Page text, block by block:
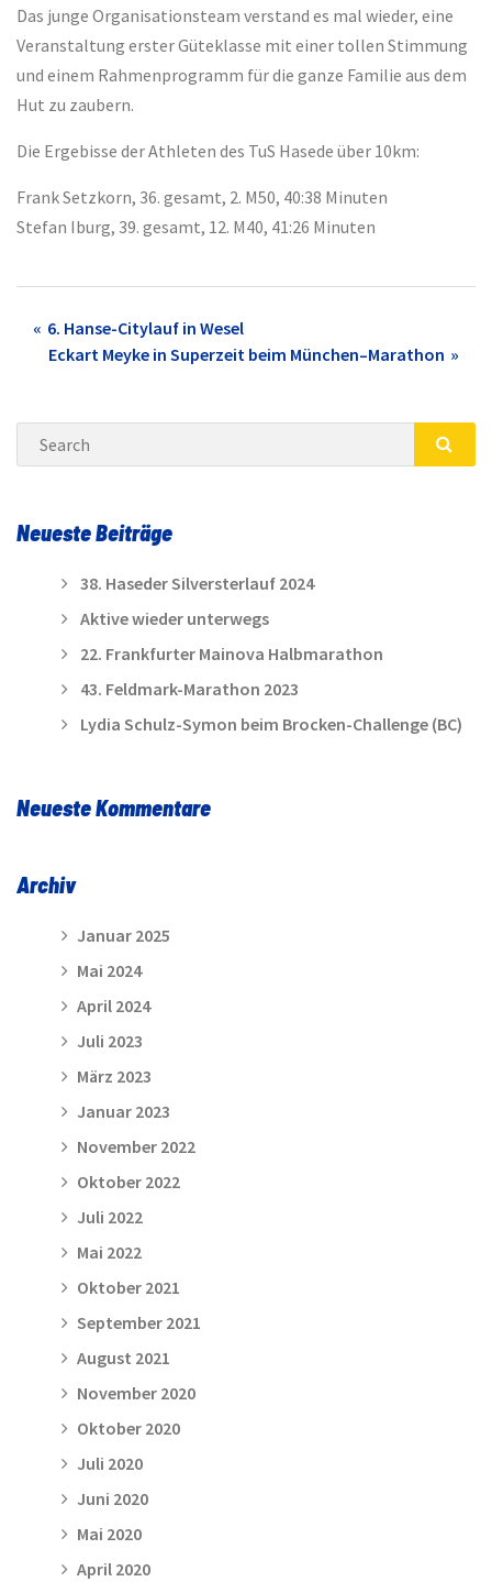
Das junge Organisationsteam verstand es mal wieder, eine
Veranstaltung erster Güteklasse mit einer tollen Stimmung
und einem Rahmenprogramm für die ganze Familie aus dem
Hut zu zaubern.
Die Ergebisse der Athleten des TuS Hasede über 10km:
Frank Setzkorn, 36. gesamt, 2. M50, 40:38 Minuten
Stefan Iburg, 39. gesamt, 12. M40, 41:26 Minuten
Post
navigation
6. Hanse-Citylauf in Wesel
Eckart Meyke in Superzeit beim München–Marathon
Search
Neueste Beiträge
38. Haseder Silversterlauf 2024
Aktive wieder unterwegs
22. Frankfurter Mainova Halbmarathon
43. Feldmark-Marathon 2023
Lydia Schulz-Symon beim Brocken-Challenge (BC)
Neueste Kommentare
Archiv
Januar 2025
Mai 2024
April 2024
Juli 2023
März 2023
Januar 2023
November 2022
Oktober 2022
Juli 2022
Mai 2022
Oktober 2021
September 2021
August 2021
November 2020
Oktober 2020
Juli 2020
Juni 2020
Mai 2020
April 2020